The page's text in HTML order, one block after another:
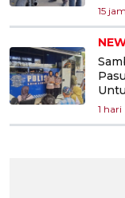
15 jam
1 hari